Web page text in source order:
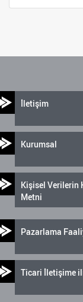
İletişim
Kurumsal
Kişisel Verilerin
Metni
Pazarlama
Ticari İletişime